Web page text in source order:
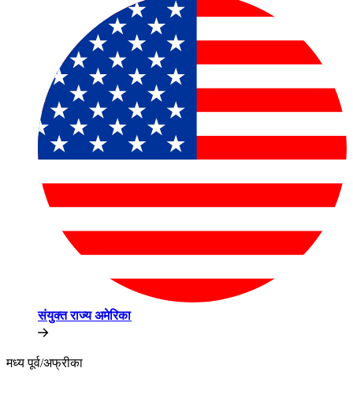
संयुक्त राज्य अमेरिका​​
मध्य पूर्व/अफ्रीका​​